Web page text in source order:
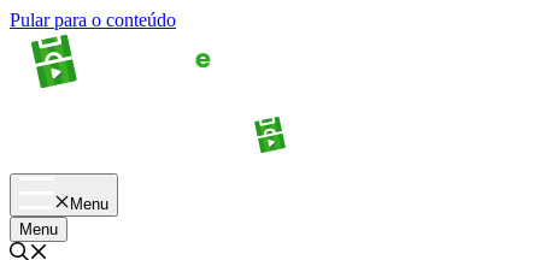
Pular para o conteúdo
Menu
Menu